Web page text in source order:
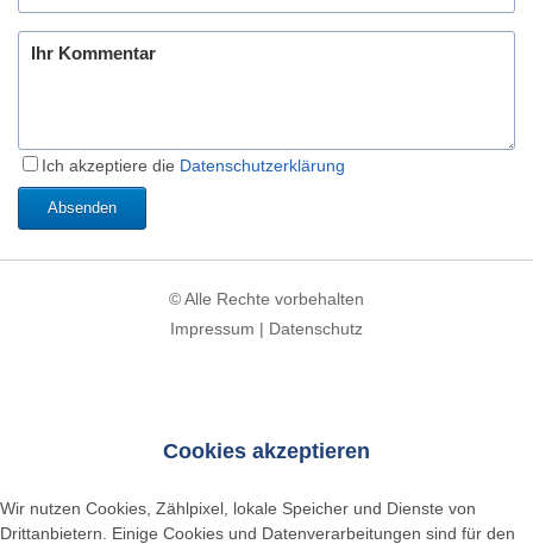
Ich akzeptiere die Datenschutzerklärung
Absenden
© Alle Rechte vorbehalten
Impressum | Datenschutz
Cookies akzeptieren
Wir nutzen Cookies, Zählpixel, lokale Speicher und Dienste von
Drittanbietern. Einige Cookies und Datenverarbeitungen sind für den